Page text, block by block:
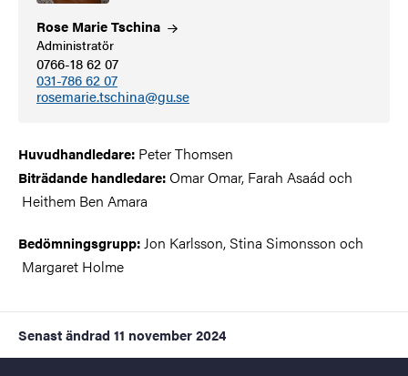
Rose MarieTschina
Administratör
0766-18 62 07
031-786 62 07
rosemarie.tschina@gu.se
Huvudhandledare: Peter Thomsen
Biträdande handledare:Omar Omar, Farah Asaád och
Heithem Ben Amara
Bedömningsgrupp:Jon Karlsson, Stina Simonsson och
Margaret Holme
Senast ändrad 11 november 2024